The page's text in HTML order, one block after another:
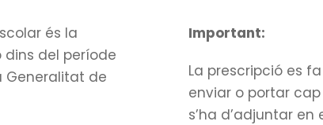
és la
dins del període
Generalitat de
Important:
La prescripció es
enviar o portar
s’ha d’adjuntar